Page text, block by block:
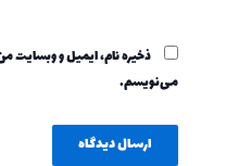
ذخیره نام، ایمیل و وبسایت
می‌نویسم.